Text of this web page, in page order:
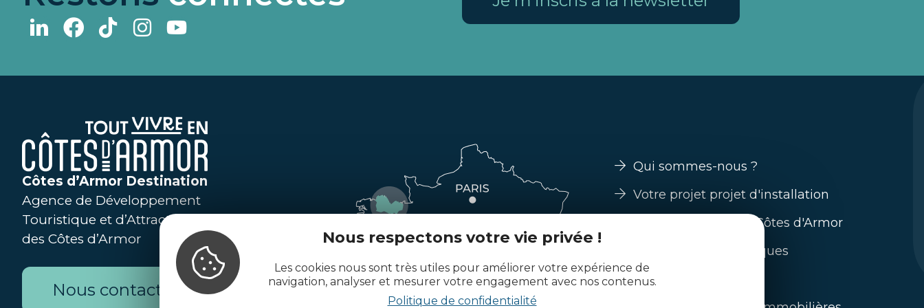
Nous respectons votre vie privée !
Les cookies nous sont très utiles pour améliorer votre expérience de
navigation, analyser et mesurer votre engagement avec nos contenus.
Politique de confidentialité
Côtes d’Armor Destination
Agence de Développement
Touristique et d’Attractivité
des Côtes d’Armor
Nous contacter
Qui sommes-nous ?
Votre projet projet d'installation
Guide s'installer en Côtes d'Armor
Nos filières économiques
Trouver un emploi